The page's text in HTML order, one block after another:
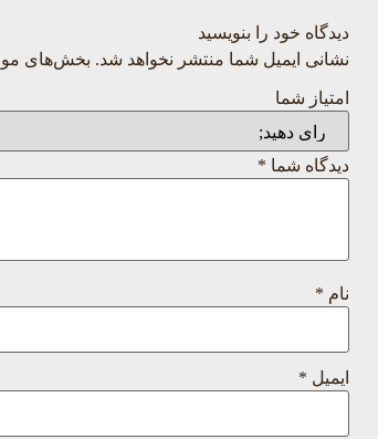
دیدگاه خود را بنویسید
نشانی ایمیل شما منتشر نخواهد شد. بخش‌های
امتیاز شما
دیدگاه شما *
نام *
ایمیل *